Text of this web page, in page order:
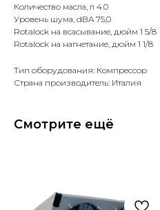
Количество масла, л 4.0
Уровень шума, dBA 75,0
Rotalock на всасывание, дюйм 1 5/8
Rotalock на нагнетание, дюйм 1 1/8
Тип оборудования: Компрессор
Страна производитель: Италия
Смотрите ещё